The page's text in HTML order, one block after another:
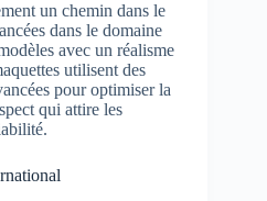
un chemin dans le
dans le domaine
avec un réalisme
utilisent des
pour optimiser la
qui attire les